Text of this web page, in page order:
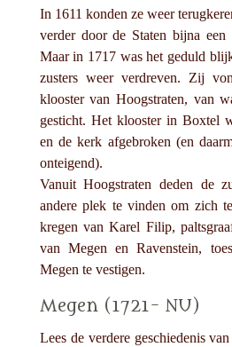
In 1611 konden ze weer
verder door de Staten bijna een
Maar in 1717 was het geduld
zusters weer verdreven. Zij
klooster van Hoogstraten, van
gesticht. Het klooster in Boxtel
en de kerk afgebroken (en
onteigend).
Vanuit Hoogstraten deden de
andere plek te vinden om zich
kregen van Karel Filip,
van Megen en Ravenstein,
Megen te vestigen.
Megen (1721- NU)
Lees de verdere geschiedenis